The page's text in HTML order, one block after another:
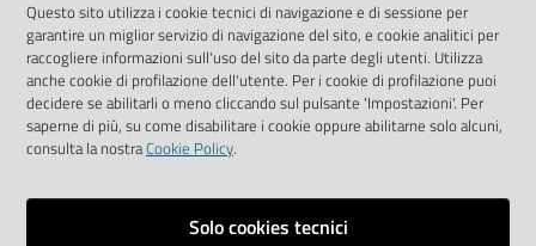
SEGUICI SU
YoutubeTwitterLinkedinFacebookInstagram
Questo sito utilizza i cookie tecnici di navigazione e di sessione per
garantire un miglior servizio di navigazione del sito, e cookie analitici per
raccogliere informazioni sull'uso del sito da parte degli utenti. Utilizza
anche cookie di profilazione dell'utente. Per i cookie di profilazione puoi
decidere se abilitarli o meno cliccando sul pulsante 'Impostazioni'. Per
saperne di più, su come disabilitare i cookie oppure abilitarne solo alcuni,
consulta la nostraCookie Policy.
Solo cookies tecnici